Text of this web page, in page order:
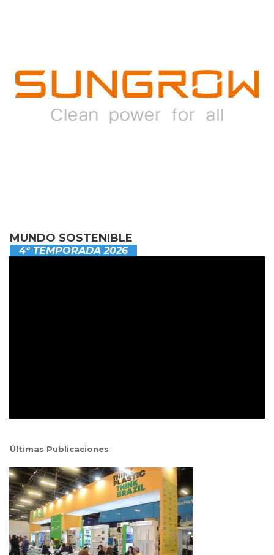
MUNDO SOSTENIBLE
4ª TEMPORADA 2026
Últimas Publicaciones